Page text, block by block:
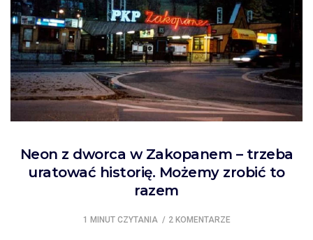
Neon z dworca w Zakopanem – trzeba
uratować historię. Możemy zrobić to
razem
1 MINUT CZYTANIA 2 KOMENTARZE